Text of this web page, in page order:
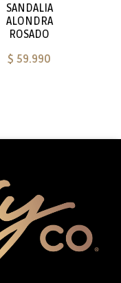
SANDALIA
ALONDRA
ROSADO
$ 59.990